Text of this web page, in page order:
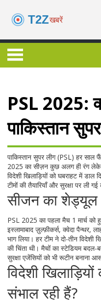
PSL 2025:
पाकिस्तान
पाकिस्तान सुपर लीग (PSL) हर
2025 का सीज़न कुछ अलग ही रंग लेके
विदेशी खिलाड़ियों को घबराहट में
टीमों की तैयारियाँ और सुरक्षा पर ली गई
सीजन का
PSL 2025 का पहला मैच 1 मार्च
इस्लामाबाद ज़ुल्फ़ीकर्स, क्वेदा पैन्थर,
भाग लिया। हर टीम ने दो-तीन विदेशी
की चिंता थी। मैचों का स्टेडियम
सुरक्षा एजेंसियों को भी रूटीन बनाना
विदेशी
संभाल रही हैं?